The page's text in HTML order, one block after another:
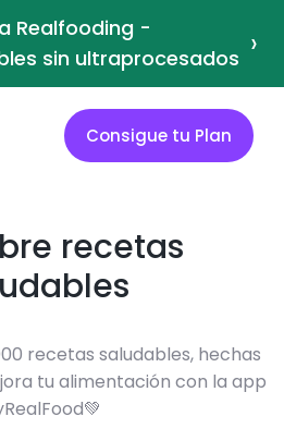
Realfooding -
sin ultraprocesados ›
Consigue tu Plan
recetas
recetas saludables, hechas
tu alimentación con la app